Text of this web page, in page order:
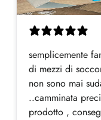
semplicemente
di mezzi di
non sono mai sudati !!!! resistenti
..camminata
prodotto ,